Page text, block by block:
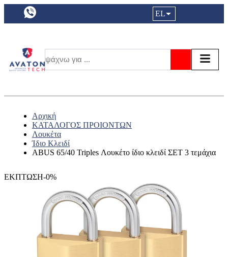
a11y.languageSelection:
EL
Αρχική
ΚΑΤΑΛΟΓΟΣ ΠΡΟΙΟΝΤΩΝ
Λουκέτα
Ίδιο Κλειδί
ABUS 65/40 Triples Λουκέτο ίδιο κλειδί ΣΕΤ 3 τεμάχια
ΕΚΠΤΩΣΗ-0%